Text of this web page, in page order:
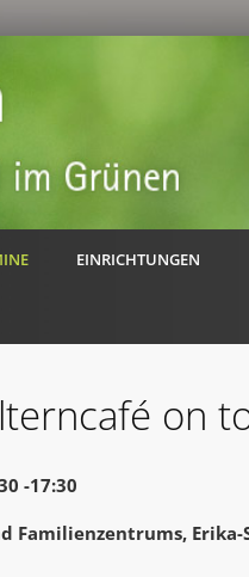
EINRICHTUNGEN
on
-17:30
Familienzentrums, Erika-